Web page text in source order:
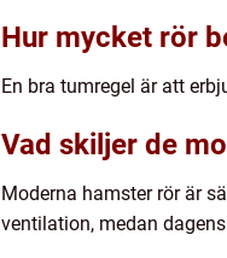
Hur mycket rör
En bra tumregel är att
Vad skiljer de
Moderna hamster rör är
ventilation, medan